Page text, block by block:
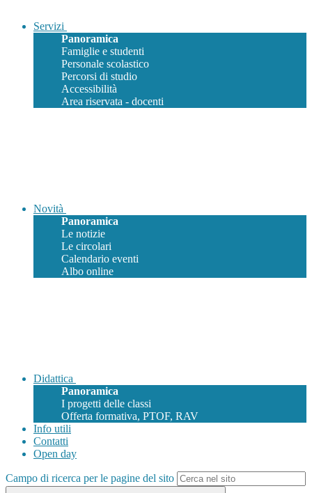
Servizi
Panoramica
Famiglie e studenti
Personale scolastico
Percorsi di studio
Accessibilità
Area riservata - docenti
Novità
Panoramica
Le notizie
Le circolari
Calendario eventi
Albo online
Didattica
Panoramica
I progetti delle classi
Offerta formativa, PTOF, RAV
Info utili
Contatti
Open day
Campo di ricerca per le pagine del sito